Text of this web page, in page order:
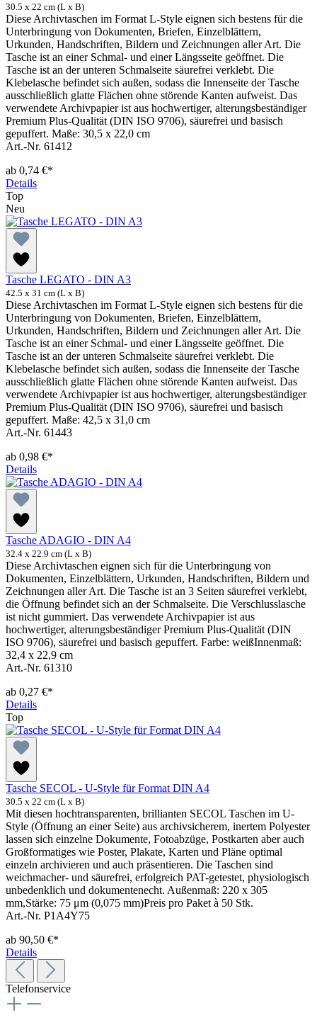
30.5 x 22 cm (L x B)
Diese Archivtaschen im Format L-Style eignen sich bestens für die
Unterbringung von Dokumenten, Briefen, Einzelblättern,
Urkunden, Handschriften, Bildern und Zeichnungen aller Art. Die
Tasche ist an einer Schmal- und einer Längsseite geöffnet. Die
Tasche ist an der unteren Schmalseite säurefrei verklebt. Die
Klebelasche befindet sich außen, sodass die Innenseite der Tasche
ausschließlich glatte Flächen ohne störende Kanten aufweist. Das
verwendete Archivpapier ist aus hochwertiger, alterungsbeständiger
Premium Plus-Qualität (DIN ISO 9706), säurefrei und basisch
gepuffert. Maße: 30,5 x 22,0 cm
Art.-Nr. 61412
ab 0,74 €*
Details
Top
Neu
Tasche LEGATO - DIN A3
42.5 x 31 cm (L x B)
Diese Archivtaschen im Format L-Style eignen sich bestens für die
Unterbringung von Dokumenten, Briefen, Einzelblättern,
Urkunden, Handschriften, Bildern und Zeichnungen aller Art. Die
Tasche ist an einer Schmal- und einer Längsseite geöffnet. Die
Tasche ist an der unteren Schmalseite säurefrei verklebt. Die
Klebelasche befindet sich außen, sodass die Innenseite der Tasche
ausschließlich glatte Flächen ohne störende Kanten aufweist. Das
verwendete Archivpapier ist aus hochwertiger, alterungsbeständiger
Premium Plus-Qualität (DIN ISO 9706), säurefrei und basisch
gepuffert. Maße: 42,5 x 31,0 cm
Art.-Nr. 61443
ab 0,98 €*
Details
Tasche ADAGIO - DIN A4
32.4 x 22.9 cm (L x B)
Diese Archivtaschen eignen sich für die Unterbringung von
Dokumenten, Einzelblättern, Urkunden, Handschriften, Bildern und
Zeichnungen aller Art. Die Tasche ist an 3 Seiten säurefrei verklebt,
die Öffnung befindet sich an der Schmalseite. Die Verschlusslasche
ist nicht gummiert. Das verwendete Archivpapier ist aus
hochwertiger, alterungsbeständiger Premium Plus-Qualität (DIN
ISO 9706), säurefrei und basisch gepuffert. Farbe: weißInnenmaß:
32,4 x 22,9 cm
Art.-Nr. 61310
ab 0,27 €*
Details
Top
Tasche SECOL - U-Style für Format DIN A4
30.5 x 22 cm (L x B)
Mit diesen hochtransparenten, brillianten SECOL Taschen im U-
Style (Öffnung an einer Seite) aus archivsicherem, inertem Polyester
lassen sich einzelne Dokumente, Fotoabzüge, Postkarten aber auch
Großformatiges wie Poster, Plakate, Karten und Pläne optimal
einzeln archivieren und auch präsentieren. Die Taschen sind
weichmacher- und säurefrei, erfolgreich PAT-getestet, physiologisch
unbedenklich und dokumentenecht. Außenmaß: 220 x 305
mm,Stärke: 75 μm (0,075 mm)Preis pro Paket à 50 Stk.
Art.-Nr. P1A4Y75
ab 90,50 €*
Details
Telefonservice